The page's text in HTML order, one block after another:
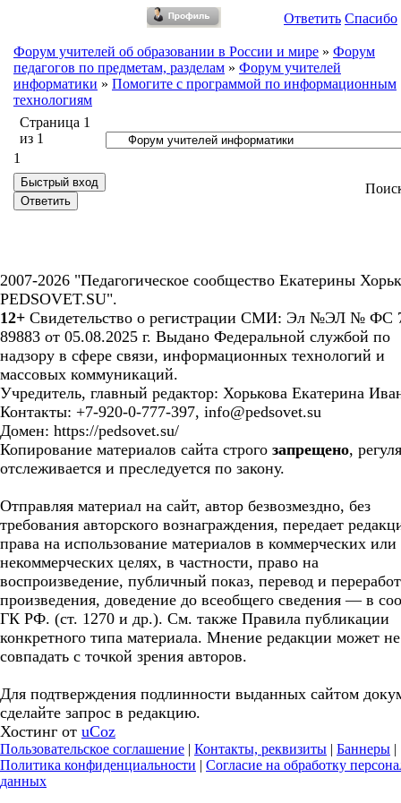
Ответить Спасибо
Форум учителей об образовании в России и мире » Форум
педагогов по предметам, разделам » Форум учителей
информатики » Помогите с программой по информационным
технологиям
Страница 1
из 1
1
2007-2026 "Педагогическое сообщество Екатерины
PEDSOVET.SU".
12+ Свидетельство о регистрации СМИ: Эл №ЭЛ № ФС
89883 от 05.08.2025 г. Выдано Федеральной службой по
надзору в сфере связи, информационных технологий и
массовых коммуникаций.
Учредитель, главный редактор: Хорькова Екатерина
Контакты: +7-920-0-777-397, info@pedsovet.su
Домен: https://pedsovet.su/
Копирование материалов сайта строго запрещено,
отслеживается и преследуется по закону.
Отправляя материал на сайт, автор безвозмездно, без
требования авторского вознаграждения, передает
права на использование материалов в коммерческих или
некоммерческих целях, в частности, право на
воспроизведение, публичный показ, перевод и
произведения, доведение до всеобщего сведения — в
ГК РФ. (ст. 1270 и др.). См. также Правила публикации
конкретного типа материала. Мнение редакции может не
совпадать с точкой зрения авторов.
Для подтверждения подлинности выданных сайтом
сделайте запрос в редакцию.
Хостинг от uCoz
Пользовательское соглашение | Контакты, реквизиты | Баннеры |
Политика конфиденциальности | Согласие на обработку
данных